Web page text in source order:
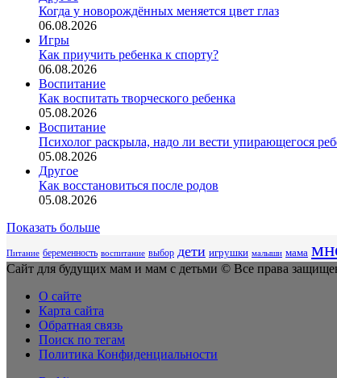
Когда у новорождённых меняется цвет глаз
06.08.2026
Игры
Как приучить ребенка к спорту?
06.08.2026
Воспитание
Как воспитать творческого ребенка
05.08.2026
Воспитание
Психолог раскрыла, надо ли вести упирающегося
05.08.2026
Другое
Как восстановиться после родов
05.08.2026
Показать больше
Питание беременность воспитание выбор дети игрушки малыши мама
Сайт для будущих мам и мам с детьми © Все права
О сайте
Карта сайта
Обратная связь
Поиск по тегам
Политика Конфиденциальности